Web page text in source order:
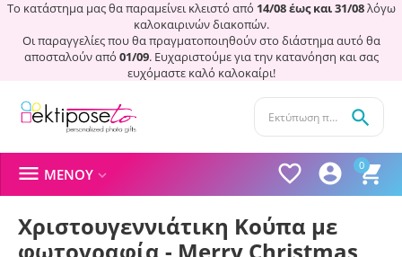
Το κατάστημα μας θα παραμείνει κλειστό από 14/08 έως και 31/08λόγω
καλοκαιρινών διακοπών.
Οι παραγγελίες που θα πραγματοποιηθούν στο διάστημα αυτό θα
αποσταλούν από 01/09. Ευχαριστούμε για την κατανόηση και σας
ευχόμαστε καλό καλοκαίρι!
0




 ΜΕΝΟΎ 
Χριστουγεννιάτικη Κούπα με